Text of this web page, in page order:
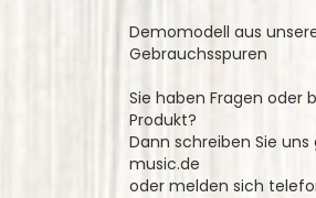
Demomodell aus
Gebrauchsspuren
Sie haben Fragen
Produkt?
Dann schreiben Sie
music.de
oder melden sich